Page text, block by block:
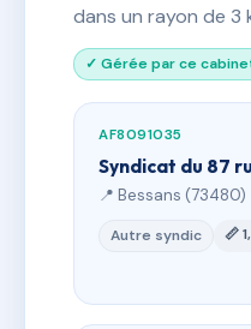
dans un rayon de 3
✓ Gérée par ce
AF8091035
Syndicat du 87
📍 Bessans (73480)
Autre syndic 📏